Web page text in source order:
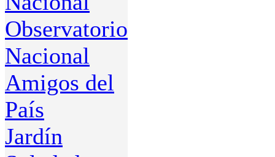
Observatorio
Nacional
Amigos del
País
Jardín